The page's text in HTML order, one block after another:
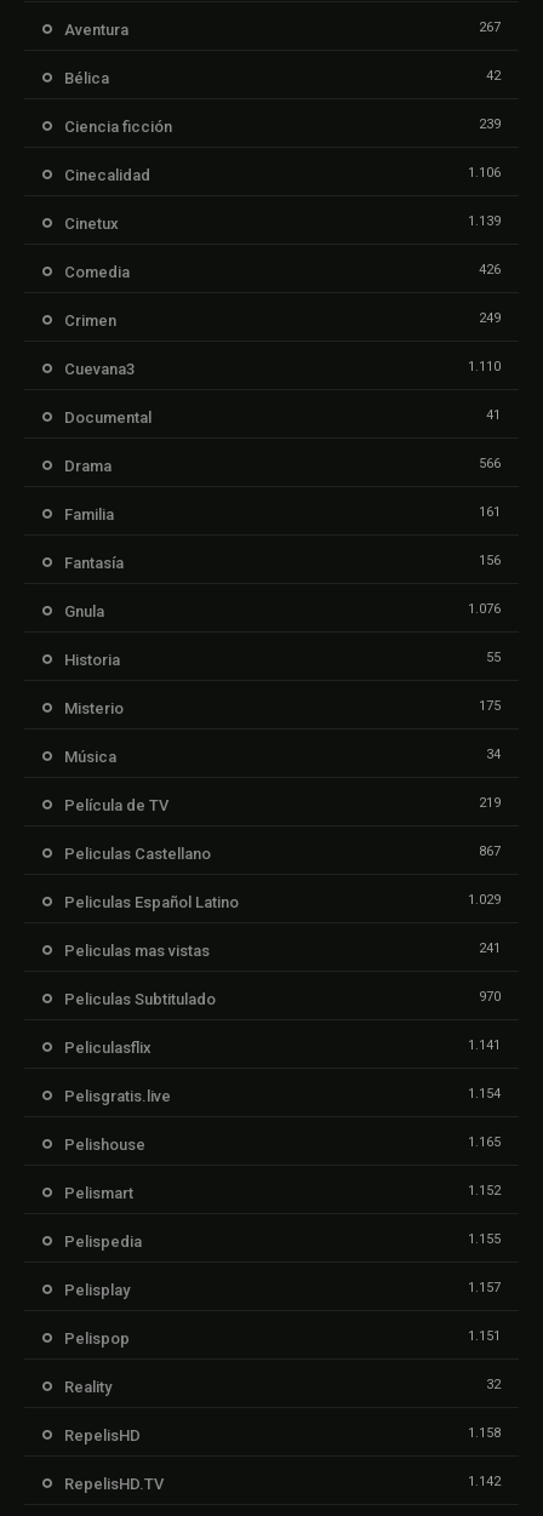
Aventura 267
Bélica 42
Ciencia ficción 239
Cinecalidad 1.106
Cinetux 1.139
Comedia 426
Crimen 249
Cuevana3 1.110
Documental 41
Drama 566
Familia 161
Fantasía 156
Gnula 1.076
Historia 55
Misterio 175
Música 34
Película de TV 219
Peliculas Castellano 867
Peliculas Español Latino 1.029
Peliculas mas vistas 241
Peliculas Subtitulado 970
Peliculasflix 1.141
Pelisgratis.live 1.154
Pelishouse 1.165
Pelismart 1.152
Pelispedia 1.155
Pelisplay 1.157
Pelispop 1.151
Reality 32
RepelisHD 1.158
RepelisHD.TV 1.142